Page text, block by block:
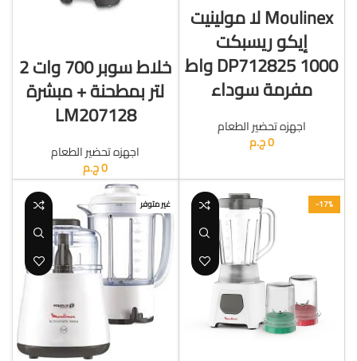
Moulinex لا مولينيت
إيكو ريسبكت
DP712825 1000 واط
مفرمة سوداء
اجهزه تحضير الطعام
0ج.م
خلاط سوبر 700 وات 2
لتر بمطحنة + مبشرة
LM207128
اجهزه تحضير الطعام
0ج.م
-17% غير متوفر